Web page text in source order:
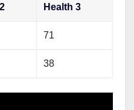
Health 3
71
38